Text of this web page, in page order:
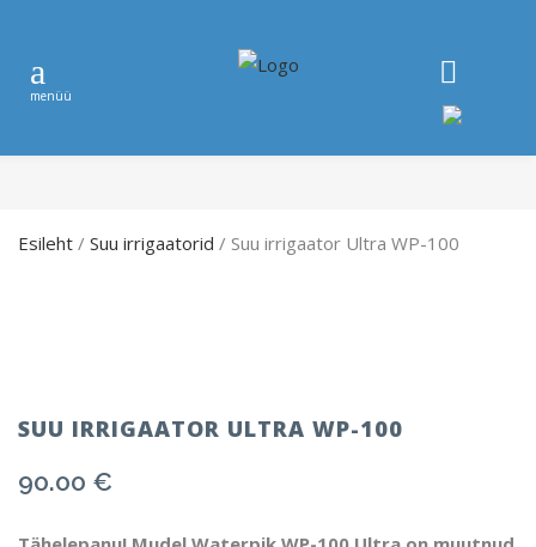
Esileht / Suu irrigaatorid / Suu irrigaator Ultra WP-100
SUU IRRIGAATOR ULTRA WP-100
90.00 €